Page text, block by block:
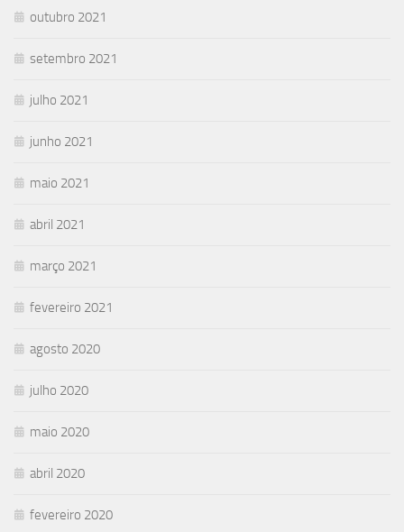
outubro 2021
setembro 2021
julho 2021
junho 2021
maio 2021
abril 2021
março 2021
fevereiro 2021
agosto 2020
julho 2020
maio 2020
abril 2020
fevereiro 2020